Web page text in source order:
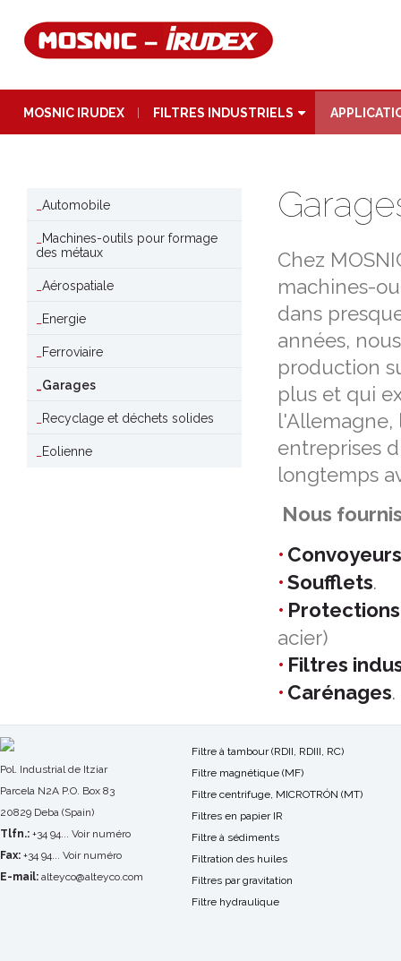
MOSNIC IRUDEX FILTRES INDUSTRIELS
Automobile
Machines-outils pour formage
des métaux
Aérospatiale
Energie
Ferroviaire
Garages
Recyclage et déchets solides
Eolienne
Chez
machines-
dans
années,
production
plus et qui
l'Allemagne,
entreprises
longtemps
Nous
Convoyeurs
Soufflets.
acier)
Filtres
Carénages.
Pol. Industrial de Itziar
Parcela N2A P.O. Box 83
20829 Deba (Spain)
Tlfn.: +34 94... Voir numéro
Fax: +34 94... Voir numéro
E-mail: alteyco@alteyco.com
Filtre à tambour (RDII, RDIII, RC)
Filtre magnétique (MF)
Filtre centrifuge, MICROTRÓN (MT)
Filtres en papier IR
Filtre à sédiments
Filtration des huiles
Filtres par gravitation
Filtre hydraulique